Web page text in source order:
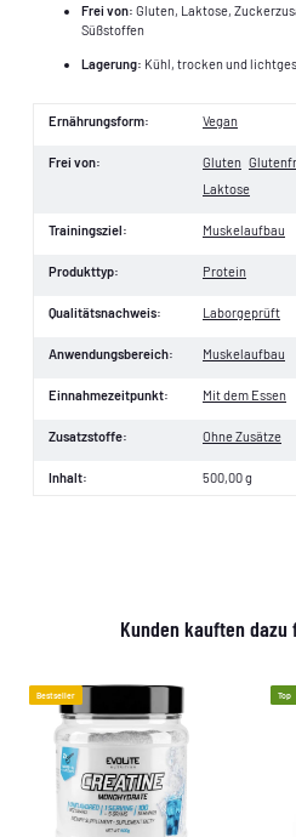
Frei von: Gluten, Laktose,
Süßstoffen
Lagerung: Kühl, trocken und
Ernährungsform: Vegan
Frei von: Gluten
Laktose
Trainingsziel: Muskelaufbau
Produkttyp: Protein
Qualitätsnachweis: Laborgeprüft
Anwendungsbereich: Muskelaufbau
Einnahmezeitpunkt: Mit dem Essen
Zusatzstoffe: Ohne Zusätze
Inhalt: 500,00 g
Kunden kauften
Bestseller Top